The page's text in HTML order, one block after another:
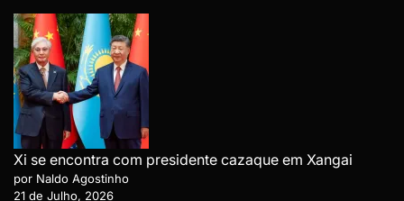
Xi se encontra com presidente cazaque em Xangai
por Naldo Agostinho
21 de Julho, 2026